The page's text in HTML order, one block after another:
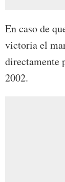
En caso de
victoria el
directamente
2002.